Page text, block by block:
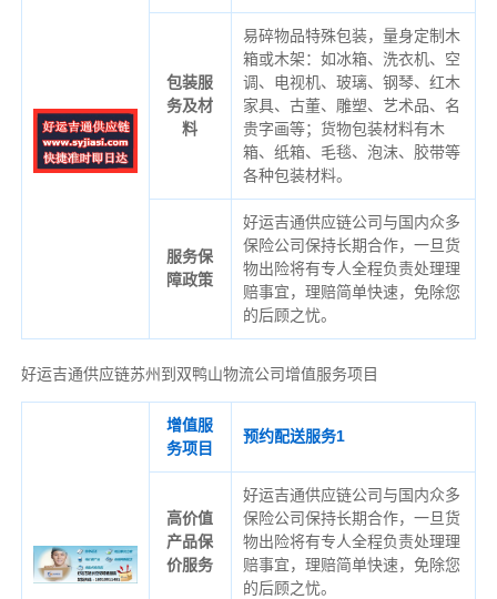
包装服
务及材
料
易碎物品特殊包装，量身定制木
箱或木架：如冰箱、洗衣机、空
调、电视机、玻璃、钢琴、红木
家具、古董、雕塑、艺术品、名
贵字画等；货物包装材料有木
箱、纸箱、毛毯、泡沫、胶带等
各种包装材料。
服务保
障政策
好运吉通供应链公司与国内众多
保险公司保持长期合作，一旦货
物出险将有专人全程负责处理理
赔事宜，理赔简单快速，免除您
的后顾之忧。
好运吉通供应链苏州到双鸭山物流公司增值服务项目
增值服
务项目
预约配送服务1
高价值
产品保
价服务
好运吉通供应链公司与国内众多
保险公司保持长期合作，一旦货
物出险将有专人全程负责处理理
赔事宜，理赔简单快速，免除您
的后顾之忧。